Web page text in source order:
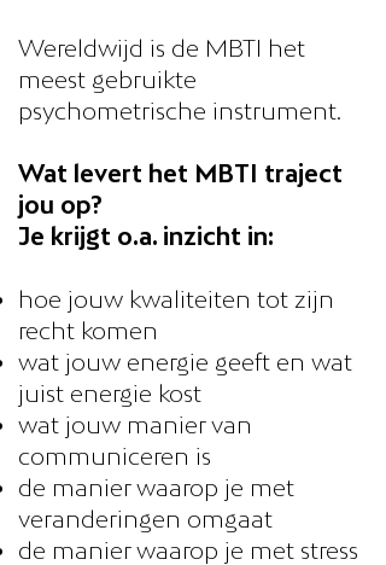
Wereldwijd is de MBTI het
meest gebruikte
psychometrische instrument.
Wat levert het MBTI traject
jou op?
Je krijgt o.a. inzicht in:
hoe jouw kwaliteiten tot zijn
recht komen
wat jouw energie geeft en wat
juist energie kost
wat jouw manier van
communiceren is
de manier waarop je met
veranderingen omgaat
de manier waarop je met stress